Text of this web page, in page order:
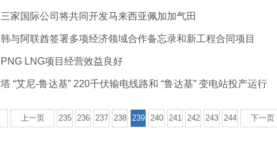
三家国际公司将共同开发马来西亚佩加加气田
韩与阿联酋签署多项经济领域合作备忘录和新工程合同项目
PNG LNG项目经营效益良好
塔 “艾尼-鲁达基” 220千伏输电线路和 “鲁达基” 变电站投产运行
上一页 235 236 237 238 239 240 241 242 243 244 下一页